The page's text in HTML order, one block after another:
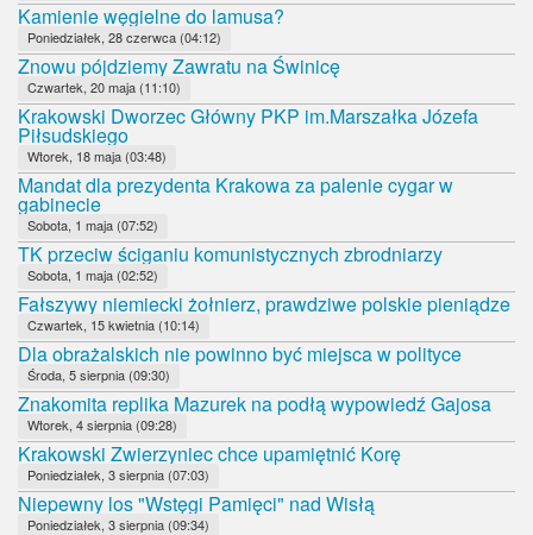
Kamienie węgielne do lamusa?
Poniedziałek, 28 czerwca (04:12)
Znowu pójdziemy Zawratu na Świnicę
Czwartek, 20 maja (11:10)
Krakowski Dworzec Główny PKP im.Marszałka Józefa
Piłsudskiego
Wtorek, 18 maja (03:48)
Mandat dla prezydenta Krakowa za palenie cygar w
gabinecie
Sobota, 1 maja (07:52)
TK przeciw ściganiu komunistycznych zbrodniarzy
Sobota, 1 maja (02:52)
Fałszywy niemiecki żołnierz, prawdziwe polskie pieniądze
Czwartek, 15 kwietnia (10:14)
Dla obrażalskich nie powinno być miejsca w polityce
Środa, 5 sierpnia (09:30)
Znakomita replika Mazurek na podłą wypowiedź Gajosa
Wtorek, 4 sierpnia (09:28)
Krakowski Zwierzyniec chce upamiętnić Korę
Poniedziałek, 3 sierpnia (07:03)
Niepewny los "Wstęgi Pamięci" nad Wisłą
Poniedziałek, 3 sierpnia (09:34)